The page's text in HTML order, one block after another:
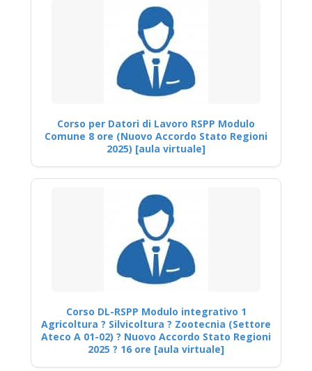
Corso per Datori di Lavoro RSPP Modulo
Comune 8 ore (Nuovo Accordo Stato Regioni
2025) [aula virtuale]
Corso DL-RSPP Modulo integrativo 1
Agricoltura ? Silvicoltura ? Zootecnia (Settore
Ateco A 01-02) ? Nuovo Accordo Stato Regioni
2025 ? 16 ore [aula virtuale]